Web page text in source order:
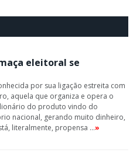
eleitoral se
por sua ligação estreita com
aquela que organiza e opera o
do produto vindo do
nacional, gerando muito dinheiro,
literalmente, propensa …»